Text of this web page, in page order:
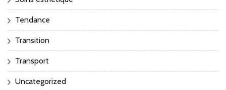
Tendance
Transition
Transport
Uncategorized